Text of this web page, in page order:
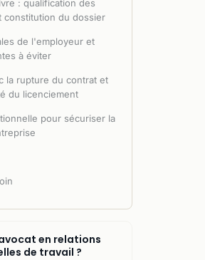
: qualification des
constitution du dossier
de l'employeur et
à éviter
la rupture du contrat et
du licenciement
pour sécuriser la
en relations
de travail ?